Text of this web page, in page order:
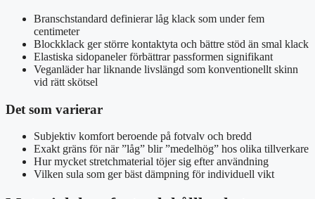
Branschstandard definierar låg klack som under fem
centimeter
Blockklack ger större kontaktyta och bättre stöd än smal klack
Elastiska sidopaneler förbättrar passformen signifikant
Veganläder har liknande livslängd som konventionellt skinn
vid rätt skötsel
Det som varierar
Subjektiv komfort beroende på fotvalv och bredd
Exakt gräns för när ”låg” blir ”medelhög” hos olika tillverkare
Hur mycket stretchmaterial töjer sig efter användning
Vilken sula som ger bäst dämpning för individuell vikt